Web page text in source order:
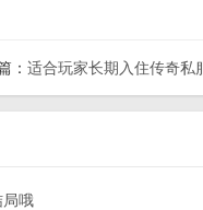
： 适合玩家长期入住传奇私
局哦